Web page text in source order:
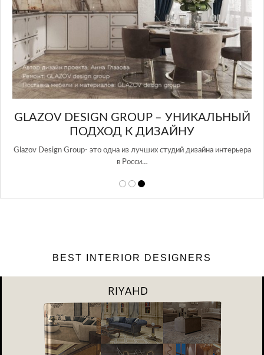
GLAZOV DESIGN GROUP – УНИКАЛЬНЫЙ
ПОДХОД К ДИЗАЙНУ
Glazov Design Group- это одна из лучших студий дизайна интерьера
в Росси…
BEST INTERIOR DESIGNERS
RIYAHD